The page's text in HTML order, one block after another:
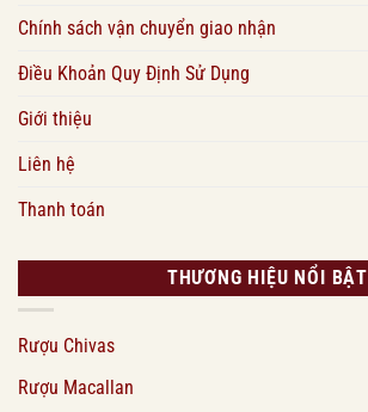
Chính sách vận chuyển giao nhận
Điều Khoản Quy Định Sử Dụng
Giới thiệu
Liên hệ
Thanh toán
THƯƠNG HIỆU NỔI BẬT
Rượu Chivas
Rượu Macallan